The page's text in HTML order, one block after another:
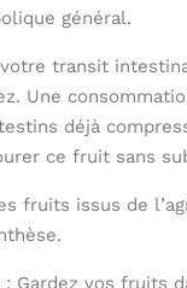
général.
transit
Une
déjà
ce fruit sans
fruits issus de
: Gardez vos fruits